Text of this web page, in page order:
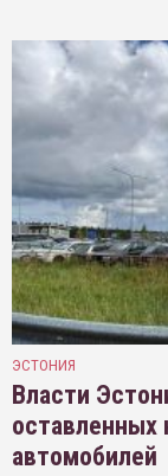
ЭСТОНИЯ
Власти
оставленных
автомобилей